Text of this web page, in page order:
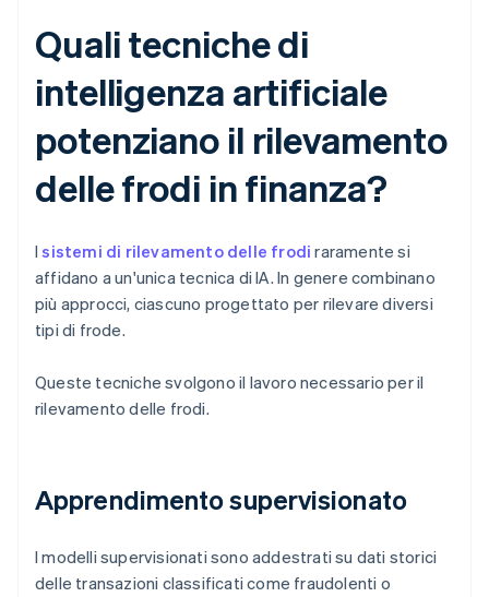
Quali tecniche di
intelligenza artificiale
potenziano il rilevamento
delle frodi in finanza?
Isistemi di rilevamento delle frodi raramente si
affidano a un'unica tecnica di IA. In genere combinano
più approcci, ciascuno progettato per rilevare diversi
tipi di frode.
Queste tecniche svolgono il lavoro necessario per il
rilevamento delle frodi.
Apprendimento supervisionato
I modelli supervisionati sono addestrati su dati storici
delle transazioni classificati come fraudolenti o